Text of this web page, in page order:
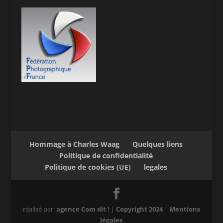
Hommage à Charles Waag
Quelques liens
Politique de confidentialité
Politique de cookies (UE)
legales
réalisé par:agence Com dit ! | Copyright 2024| Mentions
légales